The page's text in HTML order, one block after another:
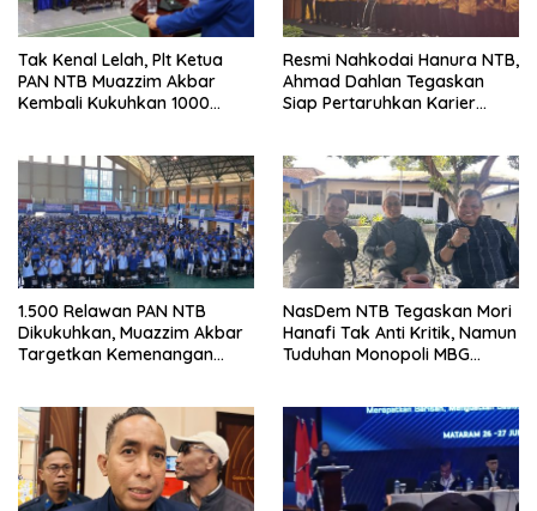
Tak Kenal Lelah, Plt Ketua
PAN NTB Muazzim Akbar
Kembali Kukuhkan 1000
Resmi Nahkodai Hanura NTB,
Ahmad Dahlan Tegaskan
Siap Pertaruhkan Karier
1.500 Relawan PAN NTB
Dikukuhkan, Muazzim Akbar
Targetkan Kemenangan
NasDem NTB Tegaskan Mori
Hanafi Tak Anti Kritik, Namun
Tuduhan Monopoli MBG